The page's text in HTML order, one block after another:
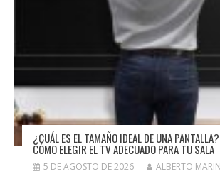
¿CUÁL ES EL TAMAÑO IDEAL DE UNA
CÓMO ELEGIR EL TV ADECUADO PARA TU SALA
5 DE AGOSTO DE 2026
ALBERTO